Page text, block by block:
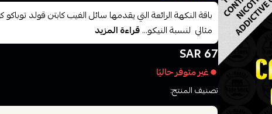
باقة النكهة الرائعة التي يقدمها سائل الفيب كابتن قولد
مثالي لنسبة النيكو...قراءة المزيد
67 SAR
غير متوفر حاليًا
تصنيف المنتج: